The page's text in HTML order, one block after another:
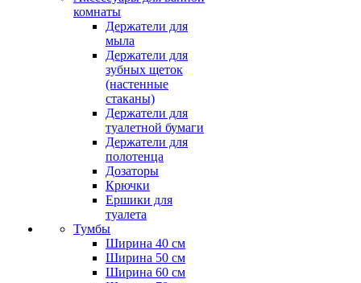
комнаты
Держатели для
мыла
Держатели для
зубных щеток
(настенные
стаканы)
Держатели для
туалетной бумаги
Держатели для
полотенца
Дозаторы
Крючки
Ершики для
туалета
Тумбы
Ширина 40 см
Ширина 50 см
Ширина 60 см